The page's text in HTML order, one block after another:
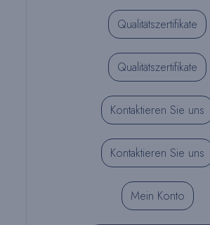
Qualitätszertifikate
Qualitätszertifikate
Kontaktieren Sie uns
Kontaktieren Sie uns
Mein Konto